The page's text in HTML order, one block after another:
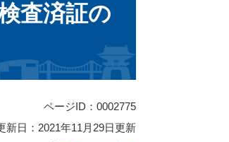
査済証の
ページID：0002775
新日：2021年11月29日更新